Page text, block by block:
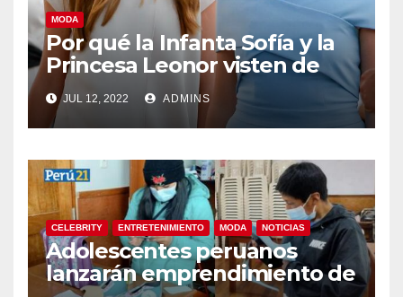
MODA
Por qué la Infanta Sofía y la
Princesa Leonor visten de
forma tan diferente
JUL 12, 2022 ADMINS
CELEBRITY ENTRETENIMIENTO MODA NOTICIAS
Adolescentes peruanos
lanzarán emprendimiento de